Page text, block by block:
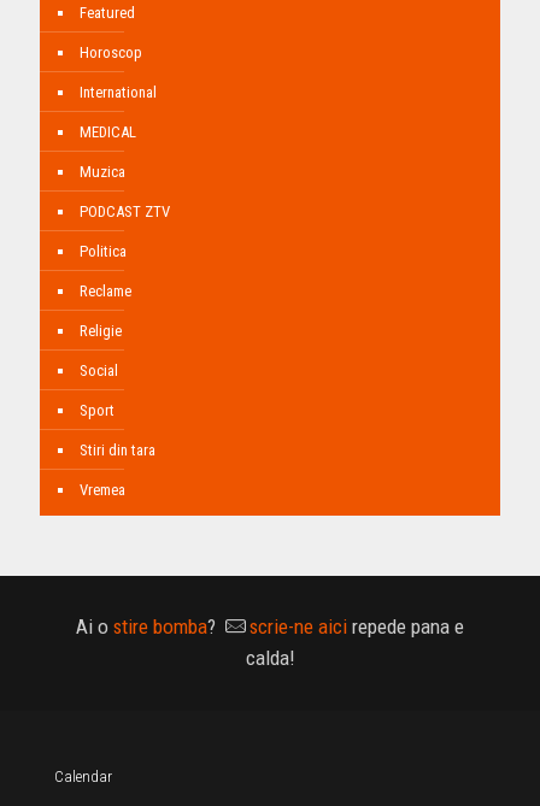
Featured
Horoscop
International
MEDICAL
Muzica
PODCAST ZTV
Politica
Reclame
Religie
Social
Sport
Stiri din tara
Vremea
Ai o stire bomba? scrie-ne aici repede pana e
calda!
Calendar